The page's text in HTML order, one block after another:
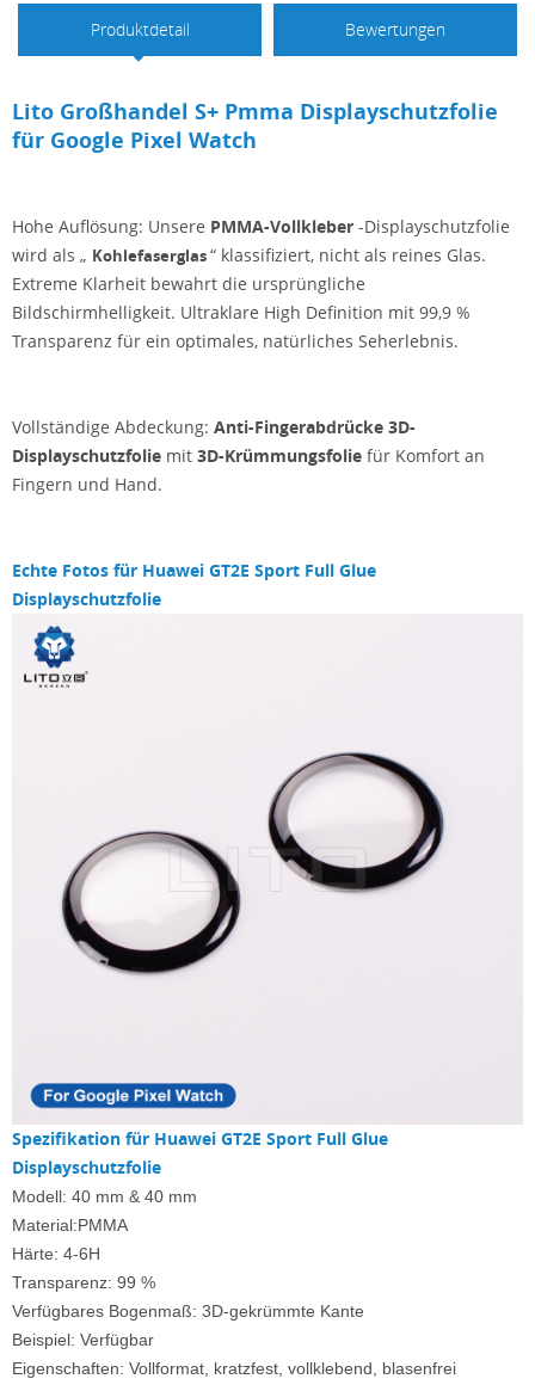
Produktdetail Bewertungen
Lito Großhandel S+ Pmma Displayschutzfolie
für Google Pixel Watch
Hohe Auflösung: Unsere PMMA-Vollkleber -Displayschutzfolie
wird als „ Kohlefaserglas“ klassifiziert, nicht als reines Glas.
Extreme Klarheit bewahrt die ursprüngliche
Bildschirmhelligkeit. Ultraklare High Definition mit 99,9 %
Transparenz für ein optimales, natürliches Seherlebnis.
Vollständige Abdeckung: Anti-Fingerabdrücke 3D-
Displayschutzfolie mit 3D-Krümmungsfolie für Komfort an
Fingern und Hand.
Echte Fotos für Huawei GT2E Sport Full Glue
Displayschutzfolie
Spezifikation für Huawei GT2E Sport Full Glue
Displayschutzfolie
Modell: 40 mm & 40 mm
Material:PMMA
Härte: 4-6H
Transparenz: 99 %
Verfügbares Bogenmaß: 3D-gekrümmte Kante
Beispiel: Verfügbar
Eigenschaften: Vollformat, kratzfest, vollklebend, blasenfrei